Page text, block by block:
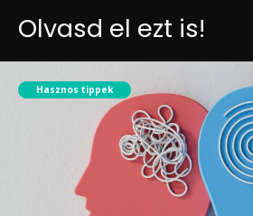
Olvasd el ezt is!
Hasznos tippek